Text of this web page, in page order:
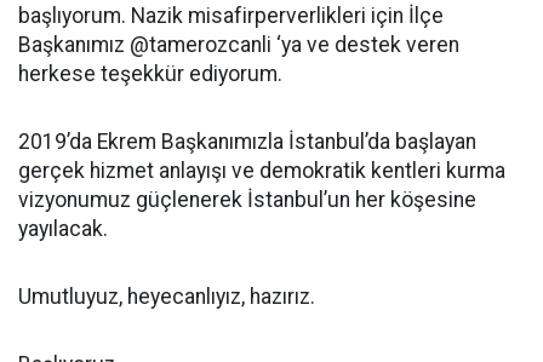
başlıyorum. Nazik misafirperverlikleri için İlçe
Başkanımız @tamerozcanli ‘ya ve destek veren
herkese teşekkür ediyorum.
2019’da Ekrem Başkanımızla İstanbul’da başlayan
gerçek hizmet anlayışı ve demokratik kentleri kurma
vizyonumuz güçlenerek İstanbul’un her köşesine
yayılacak.
Umutluyuz, heyecanlıyız, hazırız.